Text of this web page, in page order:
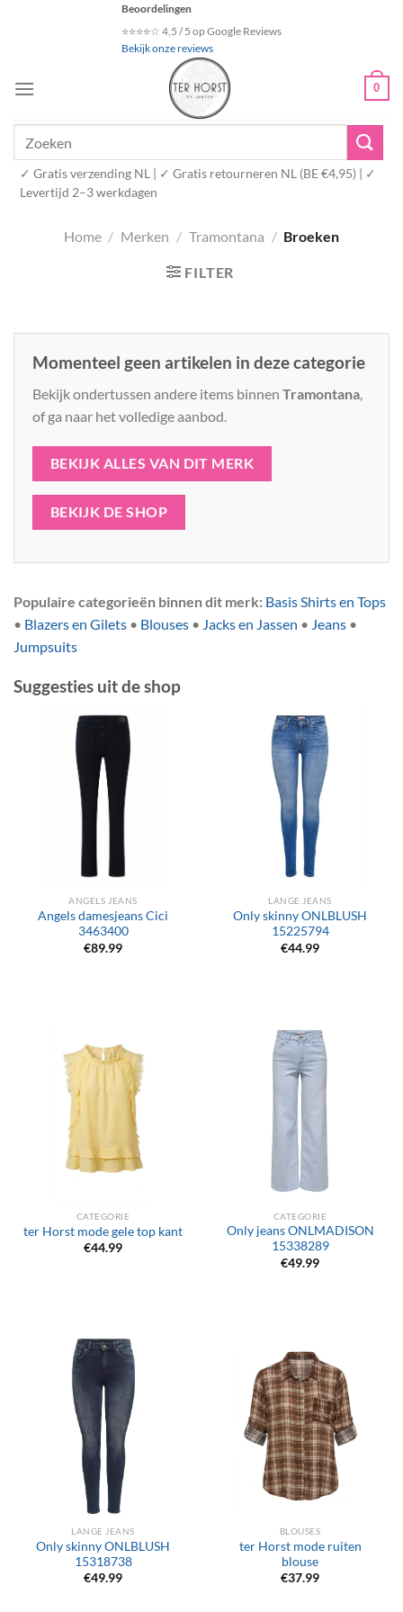
Beoordelingen
⭐⭐⭐⭐☆ 4,5 / 5 op Google Reviews
Bekijk onze reviews
0
✓ Gratis verzending NL | ✓ Gratis retourneren NL (BE €4,95) | ✓
Levertijd 2–3 werkdagen
Home / Merken / Tramontana / Broeken
FILTER
Momenteel geen artikelen in deze categorie
Bekijk ondertussen andere items binnen Tramontana
of ga naar het volledige aanbod.
BEKIJK ALLES VAN DIT MERK
BEKIJK DE SHOP
Populaire categorieën binnen dit merk: Basis Shirts en Tops
• Blazers en Gilets • Blouses • Jacks en Jassen • Jeans •
Jumpsuits
Suggesties uit de shop
ANGELS JEANS
Angels damesjeans Cici
3463400
€89.99
LANGE JEANS
Only skinny ONLBLUSH
15225794
€44.99
CATEGORIE
ter Horst mode gele top kant
€44.99
CATEGORIE
Only jeans ONLMADISON
15338289
€49.99
LANGE JEANS
Only skinny ONLBLUSH
15318738
€49.99
BLOUSES
ter Horst mode ruiten
blouse
€37.99